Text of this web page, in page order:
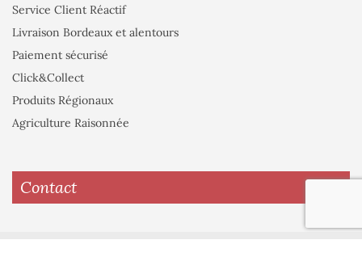
Service Client Réactif
Livraison Bordeaux et alentours
Paiement sécurisé
Click&Collect
Produits Régionaux
Agriculture Raisonnée
Contact